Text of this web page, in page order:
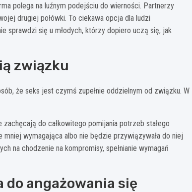
polega na luźnym podejściu do wierności. Partnerzy
drugiej połówki. To ciekawa opcja dla ludzi
sprawdzi się u młodych, którzy dopiero uczą się, jak
związku
że seks jest czymś zupełnie oddzielnym od związku. W
do całkowitego pomijania potrzeb stałego
wymagająca albo nie będzie przywiązywała do niej
na chodzenie na kompromisy, spełnianie wymagań
angażowania się